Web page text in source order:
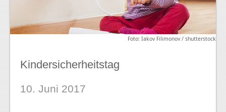
Foto: Iakov Filimonov / shutterstock
Kindersicherheitstag
10. Juni 2017